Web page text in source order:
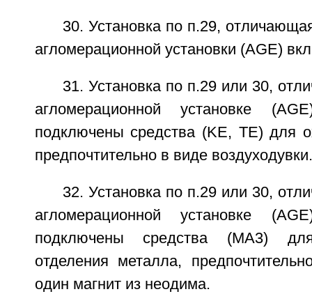
30. Установка по п.29,
агломерационной установки (AGE)
31. Установка по п.29 или 30,
агломерационной установке
подключены средства (KЕ, ТЕ) для
предпочтительно в виде воздуходувки.
32. Установка по п.29 или 30,
агломерационной установке
подключены средства (МА3) для
отделения металла,
один магнит из неодима.